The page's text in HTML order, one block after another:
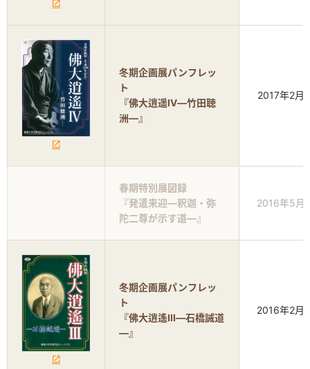
冬期企画展パンフレッ
ト
『佛大逍遥Ⅳ―竹田聴
洲―』
2017年2月
春期特別展図録
『発遣来迎―釈迦・弥
陀二尊が示す道―』
2016年5月
冬期企画展パンフレッ
ト
『佛大逍遙III―石橋誡道
―』
2016年2月